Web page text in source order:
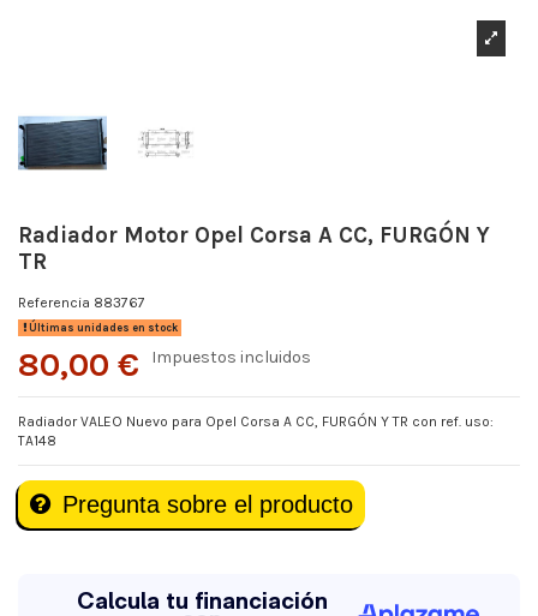
Radiador Motor Opel Corsa A CC, FURGÓN Y
TR
Referencia 883767
Últimas unidades en stock
80,00 € Impuestos incluidos
Radiador VALEO Nuevo para Opel Corsa A CC, FURGÓN Y TR con ref. uso:
TA148
Pregunta sobre el producto